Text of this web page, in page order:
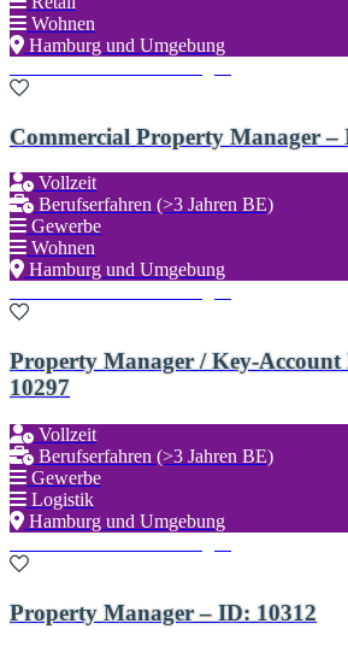
Wohnen
Hamburg und Umgebung
Commercial Property Manager –
Vollzeit
Berufserfahren (>3 Jahren BE)
Gewerbe
Wohnen
Hamburg und Umgebung
Property Manager / Key-
10297
Vollzeit
Berufserfahren (>3 Jahren BE)
Gewerbe
Logistik
Hamburg und Umgebung
Property Manager – ID: 10312